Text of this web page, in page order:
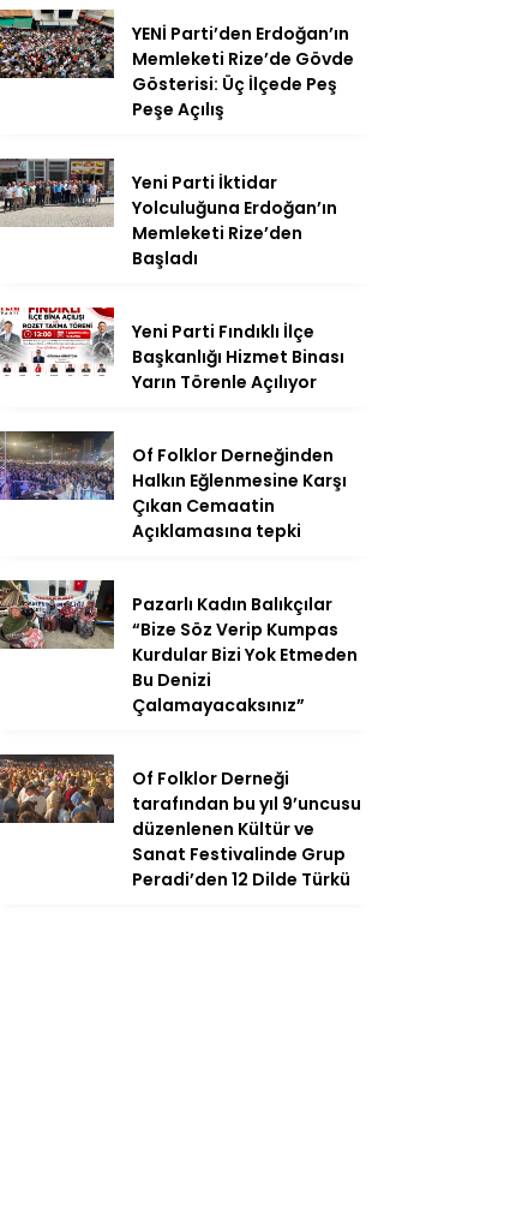
YENİ Parti’den Erdoğan’ın
Memleketi Rize’de Gövde
Gösterisi: Üç İlçede Peş
Peşe Açılış
Yeni Parti İktidar
Yolculuğuna Erdoğan’ın
Memleketi Rize’den
Başladı
Yeni Parti Fındıklı İlçe
Başkanlığı Hizmet Binası
Yarın Törenle Açılıyor
Of Folklor Derneğinden
Halkın Eğlenmesine Karşı
Çıkan Cemaatin
Açıklamasına tepki
Pazarlı Kadın Balıkçılar
“Bize Söz Verip Kumpas
Kurdular Bizi Yok Etmeden
Bu Denizi
Çalamayacaksınız”
Of Folklor Derneği
tarafından bu yıl 9’uncusu
düzenlenen Kültür ve
Sanat Festivalinde Grup
Peradi’den 12 Dilde Türkü